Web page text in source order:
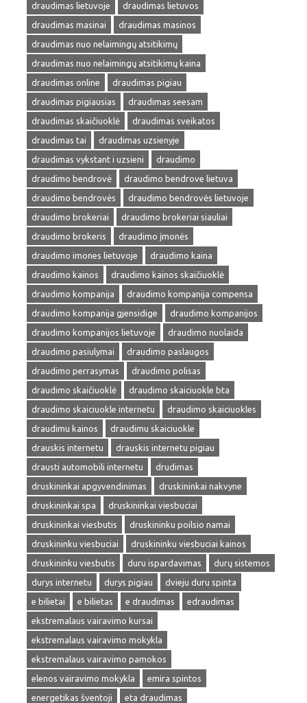
draudimas lietuvoje
draudimas lietuvos
draudimas masinai
draudimas masinos
draudimas nuo nelaimingų atsitikimų
draudimas nuo nelaimingų atsitikimų kaina
draudimas online
draudimas pigiau
draudimas pigiausias
draudimas seesam
draudimas skaičiuoklė
draudimas sveikatos
draudimas tai
draudimas uzsienyje
draudimas vykstant i uzsieni
draudimo
draudimo bendrovė
draudimo bendrove lietuva
draudimo bendrovės
draudimo bendrovės lietuvoje
draudimo brokeriai
draudimo brokeriai siauliai
draudimo brokeris
draudimo įmonės
draudimo imones lietuvoje
draudimo kaina
draudimo kainos
draudimo kainos skaičiuoklė
draudimo kompanija
draudimo kompanija compensa
draudimo kompanija gjensidige
draudimo kompanijos
draudimo kompanijos lietuvoje
draudimo nuolaida
draudimo pasiulymai
draudimo paslaugos
draudimo perrasymas
draudimo polisas
draudimo skaičiuoklė
draudimo skaiciuokle bta
draudimo skaiciuokle internetu
draudimo skaiciuokles
draudimu kainos
draudimu skaiciuokle
drauskis internetu
drauskis internetu pigiau
drausti automobili internetu
drudimas
druskininkai apgyvendinimas
druskininkai nakvyne
druskininkai spa
druskininkai viesbuciai
druskininkai viesbutis
druskininku poilsio namai
druskininku viesbuciai
druskininku viesbuciai kainos
druskininku viesbutis
duru ispardavimas
durų sistemos
durys internetu
durys pigiau
dvieju duru spinta
e bilietai
e bilietas e draudimas
edraudimas
ekstremalaus vairavimo kursai
ekstremalaus vairavimo mokykla
ekstremalaus vairavimo pamokos
elenos vairavimo mokykla
emira spintos
energetikas šventoji
eta draudimas